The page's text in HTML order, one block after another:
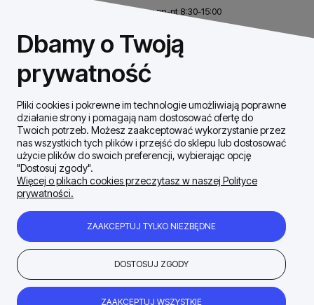
Biuro czynne w pn-pt 8:30-15:00
REGON: 146926170
Szybki Kontakt
Dostawa / płatności
Zakupy Regulamin
Firma
Dbamy o Twoją
prywatność
Pliki cookies i pokrewne im technologie umożliwiają poprawne
działanie strony i pomagają nam dostosować ofertę do
Twoich potrzeb. Możesz zaakceptować wykorzystanie przez
nas wszystkich tych plików i przejść do sklepu lub dostosować
użycie plików do swoich preferencji, wybierając opcję
"Dostosuj zgody".
Więcej o plikach cookies przeczytasz w naszej Polityce
prywatności.
ZAAKCEPTUJ TYLKO NIEZBĘDNE
DOSTOSUJ ZGODY
ZAAKCEPTUJ WSZYSTKIE